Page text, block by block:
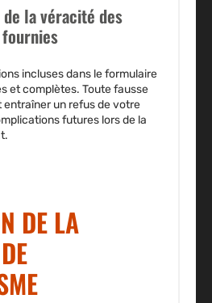
de la véracité des
incluses dans le formulaire
et complètes. Toutefausse
entraîner un refus de votre
futures lors de la
DE LA